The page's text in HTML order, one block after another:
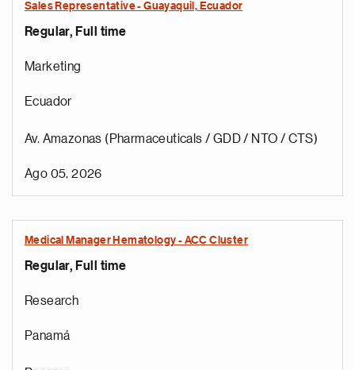
Sales Representative - Guayaquil, Ecuador
Regular, Full time
Marketing
Ecuador
Av. Amazonas (Pharmaceuticals / GDD / NTO / CTS)
Ago 05, 2026
Medical Manager Hematology - ACC Cluster
Regular, Full time
Research
Panamá